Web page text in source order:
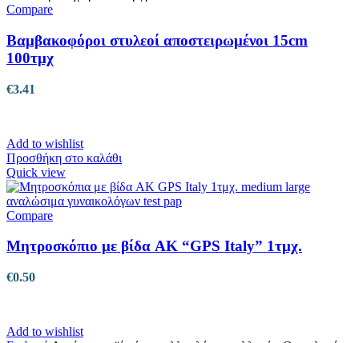
Compare
Βαμβακοφόροι στυλεοί αποστειρωμένοι 15cm
100τμχ
€3.41
Add to wishlist
Προσθήκη στο καλάθι
Quick view
Compare
Μητροσκόπιο με βίδα AK “GPS Italy” 1τμχ.
€0.50
Add to wishlist